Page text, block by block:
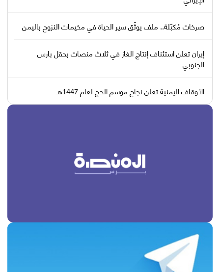
صرخات مُكبّلة.. ملف يوثّق سير الحياة في مخيمات النزوح باليمن
إيران تعلن استئناف إنتاج الغاز في ثلاث منصات بحقل بارس
الجنوبي
الأوقاف اليمنية تعلن نجاح موسم الحج لعام 1447هـ